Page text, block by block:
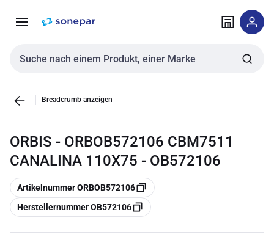
NavigationInhalt
Sucheingabe
Breadcrumb anzeigen
ORBIS - ORBOB572106 CBM7511
CANALINA 110X75 - OB572106
Kopieren
Artikelnummer ORBOB572106
Kopieren
Herstellernummer OB572106